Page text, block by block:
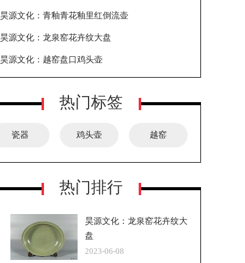
昊源文化：青釉青花釉里红倒流壶
昊源文化：龙泉窑花卉纹大盘
昊源文化：越窑盘口鸡头壶
热门标签
瓷器 鸡头壶 越窑
热门排行
昊源文化：龙泉窑花卉纹大
盘
2023-06-08